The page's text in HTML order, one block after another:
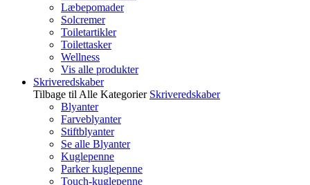
Læbepomader
Solcremer
Toiletartikler
Toilettasker
Wellness
Vis alle produkter
Skriveredskaber
Tilbage til Alle Kategorier Skriveredskaber
Blyanter
Farveblyanter
Stiftblyanter
Se alle Blyanter
Kuglepenne
Parker kuglepenne
Touch-kuglepenne